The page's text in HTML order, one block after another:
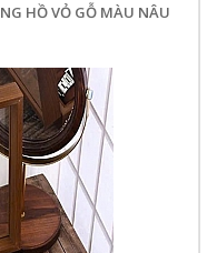
HỒ VỎ GỖ MÀU NÂU